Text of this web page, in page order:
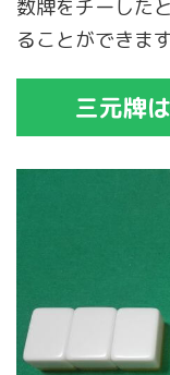
数牌をチーした
ることができます
三元牌